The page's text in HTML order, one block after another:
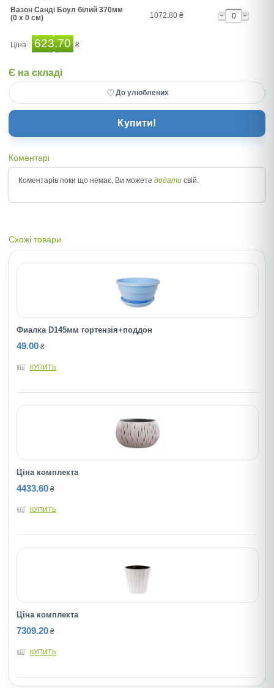
Вазон Санді Боул білий 370мм
(0 x 0 см)
1072.80 ₴
Ціна : 623.70 ₴
Є на складі
♡До улюблених
Купити!
Коментарі
Коментарів поки що немає, Ви можете додати свій.
Схожі товари
Фиалка D145мм гортензiя+поддон
49.00 ₴
КУПИТЬ
Ціна комплекта
4433.60 ₴
КУПИТЬ
Ціна комплекта
7309.20 ₴
КУПИТЬ